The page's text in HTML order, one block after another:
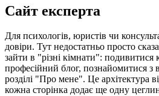
Сайт експерта
Для психологів, юристів чи
довіри. Тут недостатньо просто
зайти в "різні кімнати": подивитися
професійний блог, познайомитися з
розділі "Про мене". Це архітектура
кожна сторінка додає ще одну